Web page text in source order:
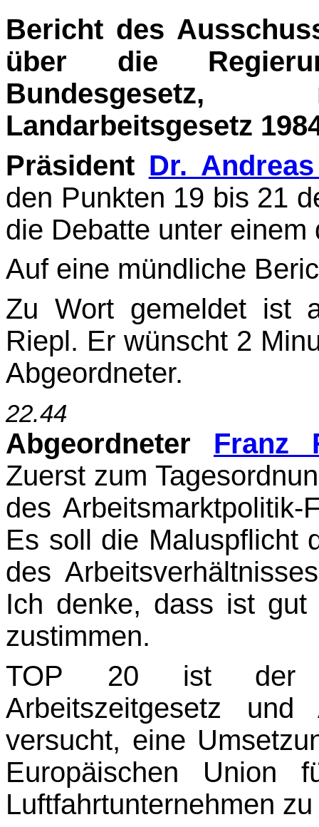
Bericht des
über die
Landarbeitsgesetz
Präsident Dr.
den Punkten 19 bis 21
die Debatte unter einem
Auf eine mündliche
Zu Wort gemeldet ist
Riepl. Er wünscht 2
Abgeordneter.
22.44
Abgeordneter Franz
Zuerst zum
des Arbeitsmarktpolitik-
Es soll die Maluspflicht
des
Ich denke, dass ist
zustimmen.
TOP 20 ist der
Arbeitszeitgesetz
versucht, eine
Europäischen Union
Luftfahrtunternehmen